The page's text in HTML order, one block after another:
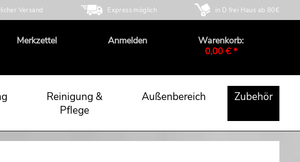
Versand Express möglich in D frei Haus ab 80€
Merkzettel Anmelden
Warenkorb:
0,00 € *
Reinigung &
Pflege
Außenbereich Zubehör